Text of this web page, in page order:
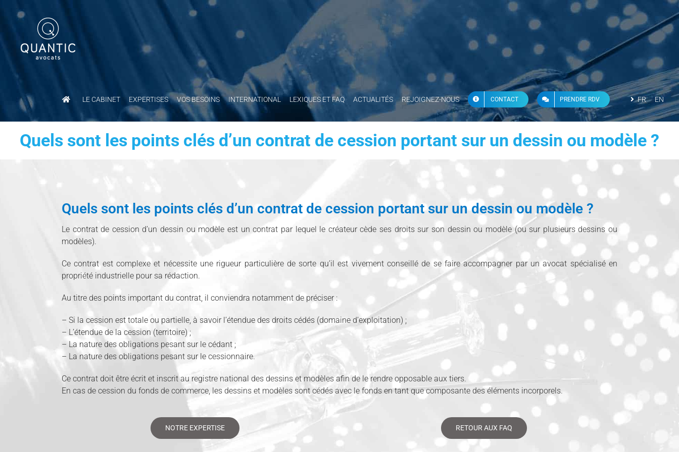
LE CABINET EXPERTISES VOS BESOINS INTERNATIONAL LEXIQUES ET FAQ ACTUALITÉS REJOIGNEZ-NOUS CONTACT PRENDRE RDV FR EN
Quels sont les points clés d’un contrat de cession portant sur un dessin ou modèle ?
Quels sont les points clés d’un contrat de cession portant sur un dessin ou modèle ?
Le contrat de cession d’un dessin ou modèle est un contrat par lequel le créateur cède ses droits sur son dessin ou modèle (ou sur plusieurs dessins ou
modèles).
Ce contrat est complexe et nécessite une rigueur particulière de sorte qu’il est vivement conseillé de se faire accompagner par un avocat spécialisé en
propriété industrielle pour sa rédaction.
Au titre des points important du contrat, il conviendra notamment de préciser :
– Si la cession est totale ou partielle, à savoir l’étendue des droits cédés (domaine d’exploitation) ;
– L’étendue de la cession (territoire) ;
– La nature des obligations pesant sur le cédant ;
– La nature des obligations pesant sur le cessionnaire.
Ce contrat doit être écrit et inscrit au registre national des dessins et modèles afin de le rendre opposable aux tiers.
En cas de cession du fonds de commerce, les dessins et modèles sont cédés avec le fonds en tant que composante des éléments incorporels.
NOTRE EXPERTISE RETOUR AUX FAQ